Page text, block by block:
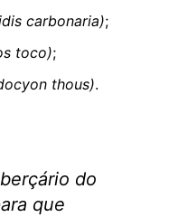
carbonaria);
toco);
thous).
do
que